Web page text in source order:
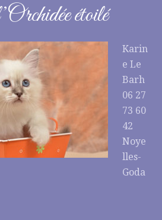
étoilé
Karin
e Le
Barh
06 27
73 60
42
Noye
lles-
Goda